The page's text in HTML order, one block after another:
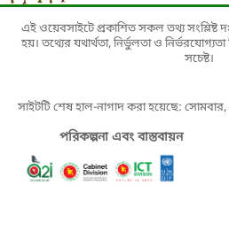
১৬১১৩
জরুরী অভ্যন্তরীণ নৌ-
১৬৪৪৫
পাসপোর্ট বাতায়ন হটলাইন
এই ওয়েবসাইটে প্রকাশিত সকল তথ্য সংশ্লিষ্ট
হয়। তথ্যের যথার্থতা, নির্ভুলতা ও নির্ভরযোগ্যতা
সচেষ্ট।
সাইটটি শেষ হাল-নাগাদ করা হয়েছে:
পরিকল্পনা এবং বাস্তবায়ন